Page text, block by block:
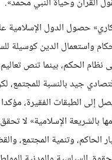
حصول الدول الإسلامية
واستعمال الدين كوسيلة
نظام الحكم، بينما تنص
جيد بالنسبة للمجتمع،
يصل إلى الطبقات الفقيرة،
بالشريعة الإسلامية» لا
الحاكم، وتنمية المجتمع،